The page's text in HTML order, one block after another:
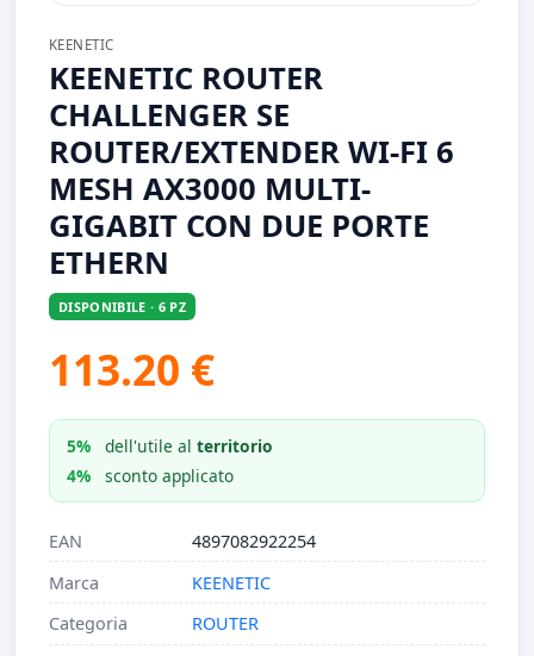
KEENETIC
KEENETIC ROUTER
CHALLENGER SE
ROUTER/EXTENDER WI-FI 6
MESH AX3000 MULTI-
GIGABIT CON DUE PORTE
ETHERN
DISPONIBILE · 6 PZ
113.20 €
5% dell'utile alterritorio
4%
sconto applicato
EAN
4897082922254
Marca
KEENETIC
Categoria
ROUTER